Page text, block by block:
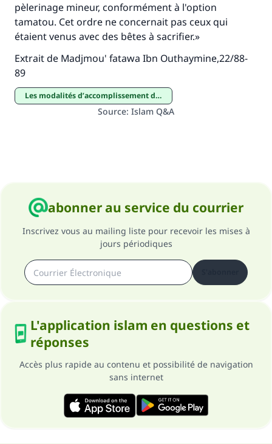
pèlerinage mineur, conformément à l'option
tamatou. Cet ordre ne concernait pas ceux qui
étaient venus avec des bêtes à sacrifier.»
Extrait de Madjmou' fatawa Ibn Outhaymine,22/88-
89
Les modalités d’accomplissement des pèlerinages majeur et mineur
Source: Islam Q&A
abonner au service du courrier
Inscrivez vous au mailing liste pour recevoir les mises à
jours périodiques
L'application islam en questions et
réponses
Accès plus rapide au contenu et possibilité de navigation
sans internet
(MOUSLIM 1893)
Soutenez IslamQA